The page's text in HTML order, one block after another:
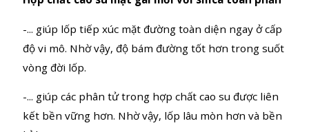
bền được thực hiện với quãng đường 20.000 km và
ước tính đến khi lốp mòn đến vạch chỉ thị 1,6 mm.
Hợp chất cao su mặt gai mới với silica toàn phần
-... giúp lốp tiếp xúc mặt đường toàn diện ngay ở cấp